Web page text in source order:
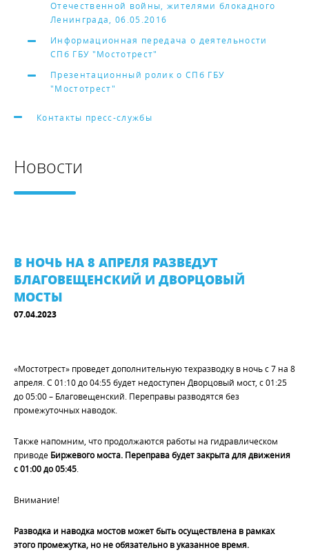
Отечественной войны, жителями блокадного
Ленинграда, 06.05.2016
Информационная передача о деятельности
СПб ГБУ "Мостотрест"
Презентационный ролик о СПб ГБУ
"Мостотрест"
Контакты пресс-службы
Новости
В НОЧЬ НА 8 АПРЕЛЯ РАЗВЕДУТ
БЛАГОВЕЩЕНСКИЙ И ДВОРЦОВЫЙ
МОСТЫ
07.04.2023
«Мостотрест» проведет дополнительную техразводку в ночь с 7 на 8
апреля. С 01:10 до 04:55 будет недоступен Дворцовый мост, с 01:25
до 05:00 – Благовещенский. Переправы разводятся без
промежуточных наводок.
Также напомним, что продолжаются работы на гидравлическом
приводе Биржевого моста. Переправа будет закрыта для движения
с 01:00 до 05:45
Внимание!
Разводка и наводка мостов может быть осуществлена в рамках
этого промежутка, но не обязательно в указанное время.